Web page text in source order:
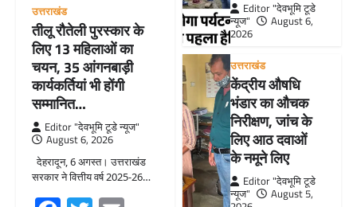
उत्तराखंड
तीलू रौतेली पुरस्कार के
लिए 13 महिलाओं का
चयन, 35 आंगनबाड़ी
कार्यकर्तियां भी होंगी
सम्मानित…
Editor "देवभूमि टूडे न्यूज"
August 6, 2026
देहरादून, 6 अगस्त। उत्तराखंड
सरकार ने वित्तीय वर्ष 2025-26…
Editor "देवभूमि टूडे
न्यूज"
August 6,
2026
उत्तराखंड
केंद्रीय औषधि
भंडार का औचक
निरीक्षण, जांच के
लिए आठ दवाओं
के नमूने लिए
Editor "देवभूमि टूडे
न्यूज"
August 5,